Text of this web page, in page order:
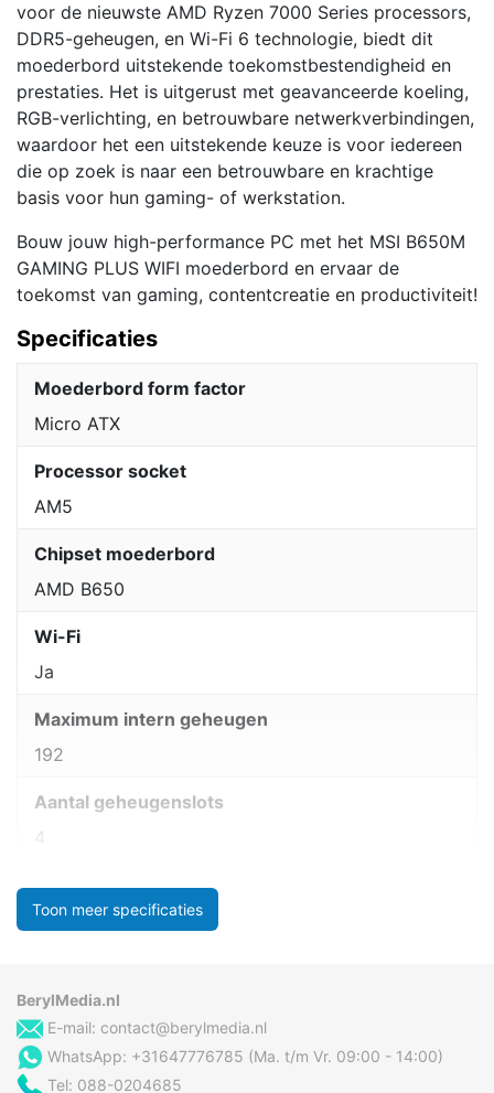
voor de nieuwste AMD Ryzen 7000 Series processors,
DDR5-geheugen, en Wi-Fi 6 technologie, biedt dit
moederbord uitstekende toekomstbestendigheid en
prestaties. Het is uitgerust met geavanceerde koeling,
RGB-verlichting, en betrouwbare netwerkverbindingen,
waardoor het een uitstekende keuze is voor iedereen
die op zoek is naar een betrouwbare en krachtige
basis voor hun gaming- of werkstation.
Bouw jouw high-performance PC met het MSI B650M
GAMING PLUS WIFI moederbord en ervaar de
toekomst van gaming, contentcreatie en productiviteit!
Specificaties
Moederbord form factor
Micro ATX
Processor socket
AM5
Chipset moederbord
AMD B650
Wi-Fi
Ja
Maximum intern geheugen
192
Aantal geheugenslots
4
Toon meer specificaties
BerylMedia.nl
E-mail: contact@berylmedia.nl
WhatsApp: +31647776785 (Ma. t/m Vr. 09:00 - 14:00)
Tel: 088-0204685